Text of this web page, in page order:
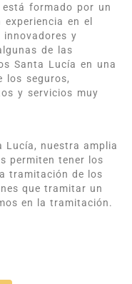
está formado por un
en el
innovadores y
de las
Santa Lucía en una
los seguros,
y servicios muy
Lucía, nuestra amplia
permiten tener los
tramitación de los
que tramitar un
en la tramitación.